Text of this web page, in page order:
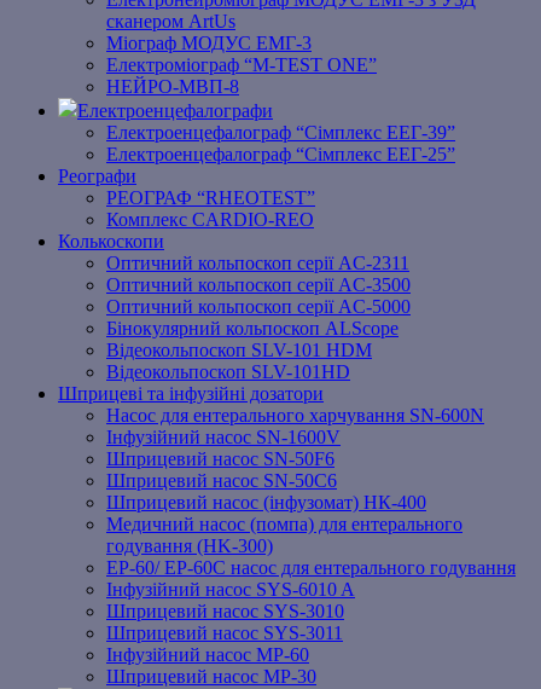
сканером ArtUs
Міограф МОДУС ЕМГ-3
Електроміограф “M-TEST ONE”
НЕЙРО-МВП-8
Електроенцефалографи
Електроенцефалограф “Сімплекс ЕЕГ-39”
Електроенцефалограф “Сімплекс ЕЕГ-25”
Реографи
РЕОГРАФ “RHEOTEST”
Комплекс CARDIO-REO
Колькоскопи
Оптичний кольпоскоп серії AC-2311
Оптичний кольпоскоп серії AC-3500
Оптичний кольпоскоп серії AC-5000
Бінокулярний кольпоскоп ALScope
Відеокольпоскоп SLV-101 HDM
Відеокольпоскоп SLV-101HD
Шприцеві та інфузійні дозатори
Насос для ентерального харчування SN-600N
Інфузійний насос SN-1600V
Шприцевий насос SN-50F6
Шприцевий насос SN-50C6
Шприцевий насос (інфузомат) НК-400
Медичний насос (помпа) для ентерального
годування (HK-300)
EP-60/ EP-60C насос для ентерального годування
Інфузійний насос SYS-6010 A
Шприцевий насос SYS-3010
Шприцевий насос SYS-3011
Інфузійний насос MP-60
Шприцевий насос MP-30